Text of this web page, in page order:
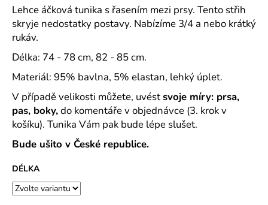
Lehce áčková tunika s řasením mezi prsy. Tento střih
skryje nedostatky postavy. Nabízíme 3/4 a nebo krátký
rukáv.
Délka: 74 - 78 cm, 82 - 85 cm.
Materiál: 95% bavlna, 5% elastan, lehký úplet.
V případě velikosti můžete, uvéstsvoje míry: prsa,
pas, boky,do komentáře v objednávce (3. krok v
košíku). Tunika Vám pak bude lépe slušet.
Bude ušito v České republice.
DÉLKA
m
e
ROVNÝ
KABÁT
VARIANTY
DÉLEK
1
Kč